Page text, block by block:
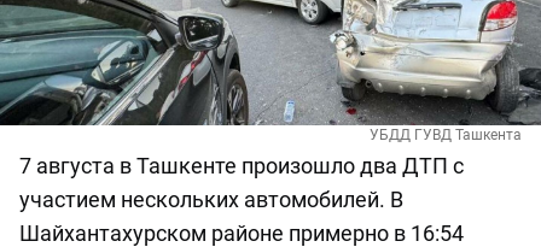
УБДД ГУВД Ташкента
7 августа в Ташкенте произошло два ДТП с
участием нескольких автомобилей. В
Шайхантахурском районе примерно в 16:54